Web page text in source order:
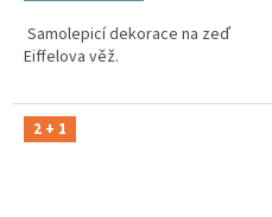
Samolepicí dekorace na zeď
Eiffelova věž.
2 + 1